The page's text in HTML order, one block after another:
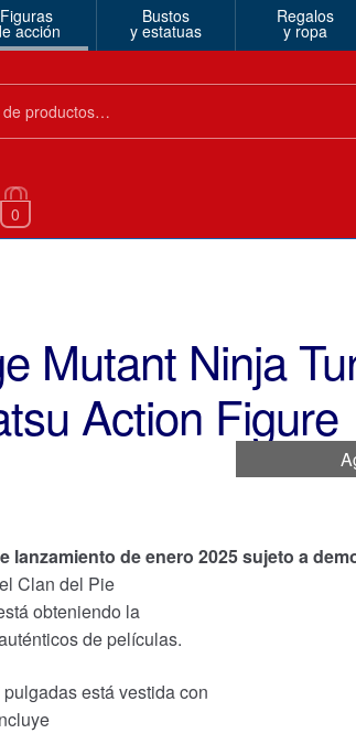
Figuras
acción
Bustos
y estatuas
Regalos
y ropa
0
Mutant Ninja
Action Figure
lanzamiento de enero 2025 sujeto a
Clan del Pie
obteniendo la
de películas.
está vestida con